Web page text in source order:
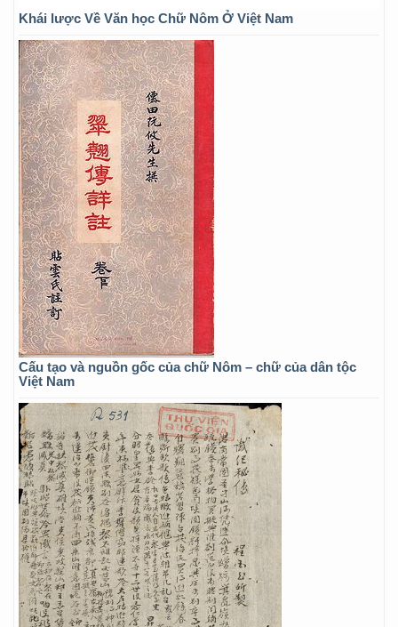
Khái lược Về Văn học Chữ Nôm Ở Việt Nam
Cấu tạo và nguồn gốc của chữ Nôm – chữ của dân tộc
Việt Nam